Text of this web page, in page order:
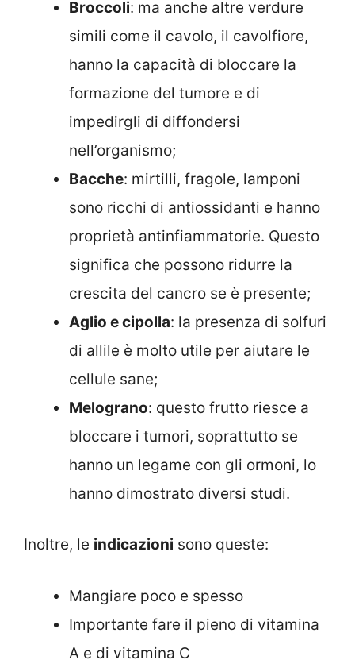
Broccoli: ma anche altre verdure
simili come il cavolo, il cavolfiore,
hanno la capacità di bloccare la
formazione del tumore e di
impedirgli di diffondersi
nell’organismo;
Bacche: mirtilli, fragole, lamponi
sono ricchi di antiossidanti e hanno
proprietà antinfiammatorie. Questo
significa che possono ridurre la
crescita del cancro se è presente;
Aglio e cipolla: la presenza di solfuri
di allile è molto utile per aiutare le
cellule sane;
Melograno: questo frutto riesce a
bloccare i tumori, soprattutto se
hanno un legame con gli ormoni, lo
hanno dimostrato diversi studi.
Inoltre, le indicazioni sono queste:
Mangiare poco e spesso
Importante fare il pieno di vitamina
A e di vitamina C